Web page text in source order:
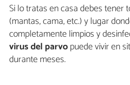
Si lo tratas en casa debes tener
(mantas, cama, etc.) y lugar
completamente limpios y
virus del parvopuede vivir en
durante meses.